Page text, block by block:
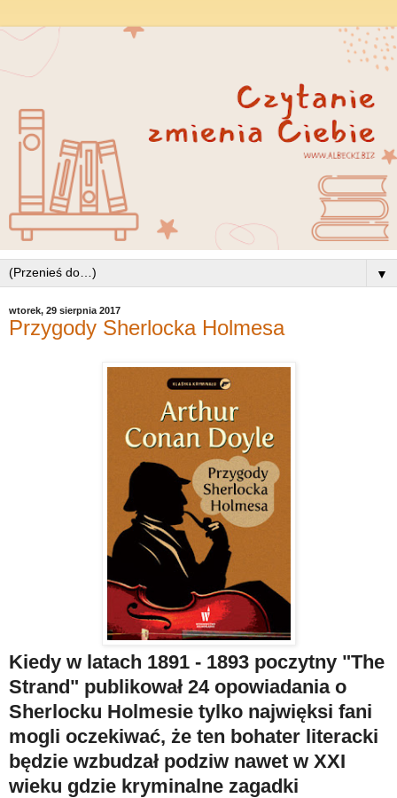
▼
wtorek, 29 sierpnia 2017
Przygody Sherlocka Holmesa
Kiedy w latach 1891 - 1893 poczytny "The
Strand" publikował 24 opowiadania o
Sherlocku Holmesie tylko najwięksi fani
mogli oczekiwać, że ten bohater literacki
będzie wzbudzał podziw nawet w XXI
wieku gdzie kryminalne zagadki